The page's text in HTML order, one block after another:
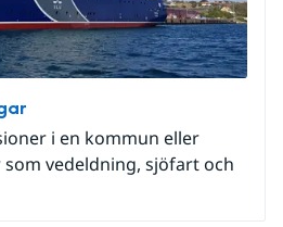
i en kommun eller
vedeldning, sjöfart och